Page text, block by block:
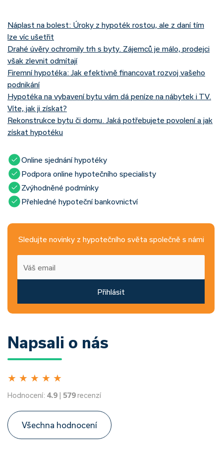
Náplast na bolest: Úroky z hypoték rostou, ale z daní tím
lze víc ušetřit
Drahé úvěry ochromily trh s byty. Zájemců je málo, prodejci
však zlevnit odmítají
Firemní hypotéka: Jak efektivně financovat rozvoj vašeho
podnikání
Hypotéka na vybavení bytu vám dá peníze na nábytek i TV.
Víte, jak ji získat?
Rekonstrukce bytu či domu. Jaká potřebujete povolení a jak
získat hypotéku
Online sjednání hypotéky
Podpora online hypotečního specialisty
Zvýhodněné podmínky
Přehledné hypoteční bankovnictví
Sledujte novinky z hypotečního světa společně s námi
Přihlásit
Napsali o nás
★ ★ ★ ★ ★
Hodnocení: 4.9 | 579recenzí
Všechna hodnocení